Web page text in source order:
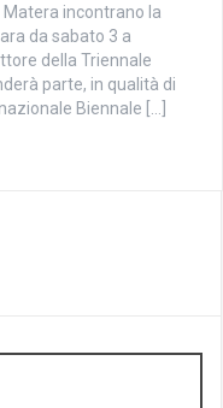
Matera incontrano la
da sabato 3 a
della Triennale
parte, in qualità di
Biennale […]